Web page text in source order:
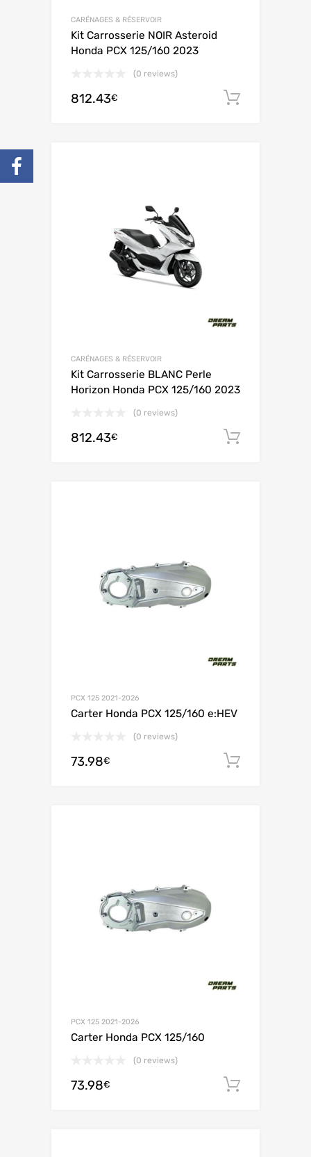
CARÉNAGES & RÉSERVOIR
Kit Carrosserie NOIR Asteroid
Honda PCX 125/160 2023
(0 reviews)
812.43€
CARÉNAGES & RÉSERVOIR
Kit Carrosserie BLANC Perle
Horizon Honda PCX 125/160 2023
(0 reviews)
812.43€
PCX 125 2021-2026
Carter Honda PCX 125/160 e:HEV
(0 reviews)
73.98€
PCX 125 2021-2026
Carter Honda PCX 125/160
(0 reviews)
73.98€